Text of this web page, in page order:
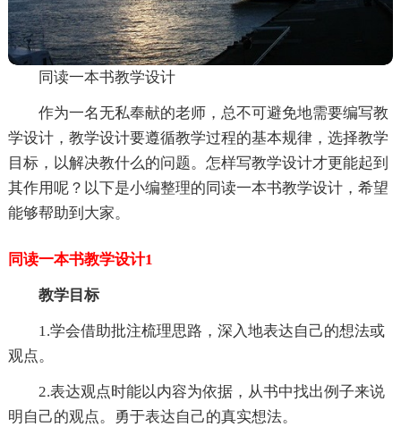
同读一本书教学设计
作为一名无私奉献的老师，总不可避免地需要编写教
学设计，教学设计要遵循教学过程的基本规律，选择教学
目标，以解决教什么的问题。怎样写教学设计才更能起到
其作用呢？以下是小编整理的同读一本书教学设计，希望
能够帮助到大家。
同读一本书教学设计1
教学目标
1.学会借助批注梳理思路，深入地表达自己的想法或
观点。
2.表达观点时能以内容为依据，从书中找出例子来说
明自己的观点。勇于表达自己的真实想法。